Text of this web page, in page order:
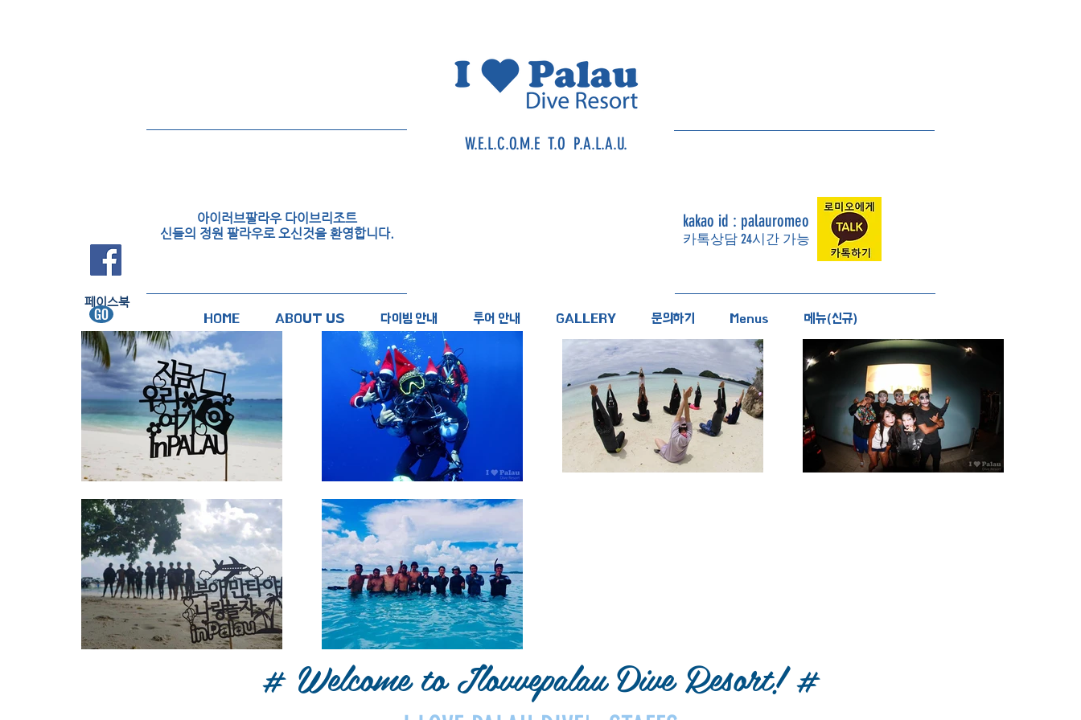
W.E.L.C.O.M.E T.O P.A.L.A.U.
페이스북​
GO
아이러브팔라우 다이브리조트
신들의 정원 팔라우로 오신것을 환영합니다.
kakao id : palauromeo
​카톡상담 24시간 가능
HOME ABOUT US 다이빙 안내 투어 안내 GALLERY 문의하기 Menus 메뉴(신규)
# Welcome to Ilovvepalau Dive Resort! #